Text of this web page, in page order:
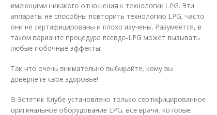
имеющими никакого отношения к технологии LPG. Эти
аппараты не способны повторить технологию LPG, часто
они не сертифицированы и плохо изучены. Разумеется, в
таком варианте процедура псевдо-LPG может вызывать
любые побочные эффекты.
Так что очень внимательно выбирайте, кому вы
доверяете своё здоровье!
В Эстетик Клубе установлено только сертифицированное
оригинальное оборудование LPG, все врачи, которые